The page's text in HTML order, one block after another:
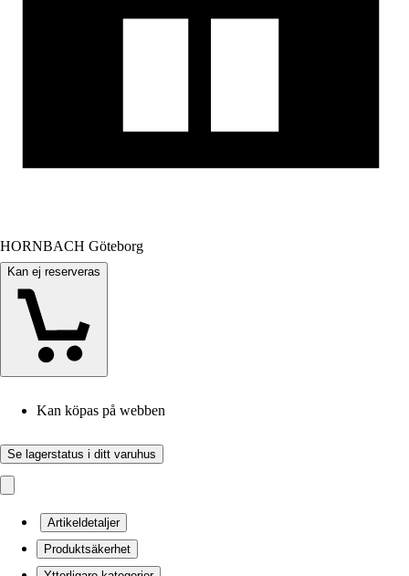
HORNBACH Göteborg
Kan ej reserveras
Kan köpas på webben
Se lagerstatus i ditt varuhus
Artikeldetaljer
Produktsäkerhet